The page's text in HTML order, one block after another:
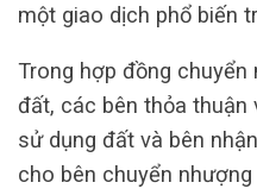
một giao dịch phổ biến
Trong hợp đồng chuyển
đất, các bên thỏa thuận
sử dụng đất và bên
cho bên chuyển